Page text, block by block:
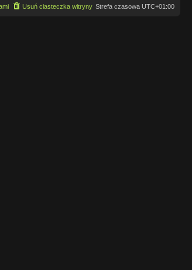
Strefa czasowa UTC+01:00
Usuń ciasteczka witryny